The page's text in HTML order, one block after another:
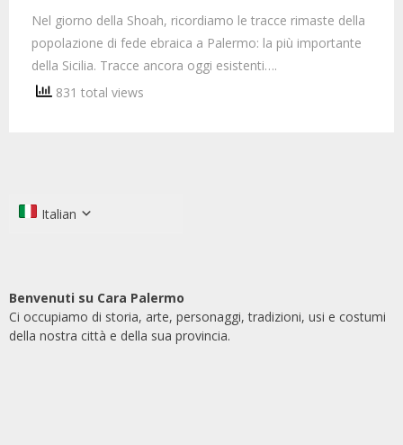
Nel giorno della Shoah, ricordiamo le tracce rimaste della
popolazione di fede ebraica a Palermo: la più importante
della Sicilia. Tracce ancora oggi esistenti….
831 total views
Italian
Benvenuti su Cara Palermo
Ci occupiamo di storia, arte, personaggi, tradizioni, usi e costumi
della nostra città e della sua provincia.